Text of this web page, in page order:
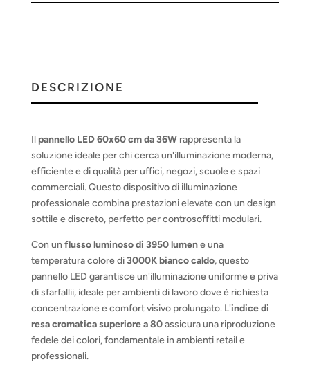
DESCRIZIONE
Il pannello LED 60x60 cm da 36Wrappresenta la
soluzione ideale per chi cerca un'illuminazione moderna,
efficiente e di qualità per uffici, negozi, scuole e spazi
commerciali. Questo dispositivo di illuminazione
professionale combina prestazioni elevate con un design
sottile e discreto, perfetto per controsoffitti modulari.
Con un flusso luminoso di 3950 lumene una
temperatura colore di3000K bianco caldo, questo
pannello LED garantisce un'illuminazione uniforme e priva
di sfarfallii, ideale per ambienti di lavoro dove è richiesta
concentrazione e comfort visivo prolungato. L'indice di
resa cromatica superiore a 80assicura una riproduzione
fedele dei colori, fondamentale in ambienti retail e
professionali.